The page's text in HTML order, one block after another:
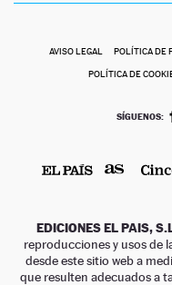
AVISO LEGAL POLÍTICA DE
POLÍTICA DE
SÍGUENOS:
EDICIONES EL PAIS,
reproducciones y usos de
desde este sitio web a
que resulten adecuados a